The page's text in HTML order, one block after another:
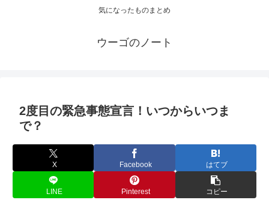
気になったものまとめ
ウーゴのノート
2度目の緊急事態宣言！いつからいつま
で？
X Facebook はてブ
LINE Pinterest コピー